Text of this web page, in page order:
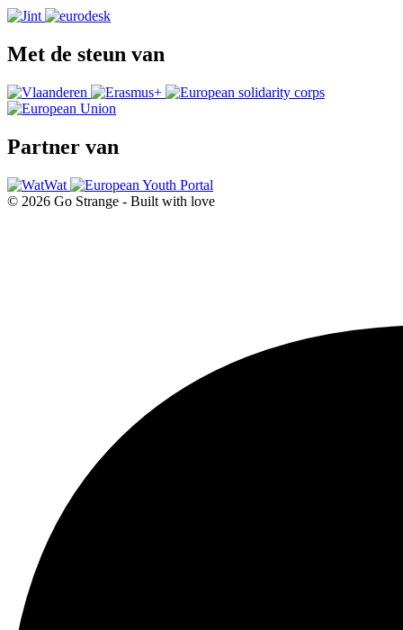
Met de steun van
Partner van
© 2026 Go Strange - Built with love